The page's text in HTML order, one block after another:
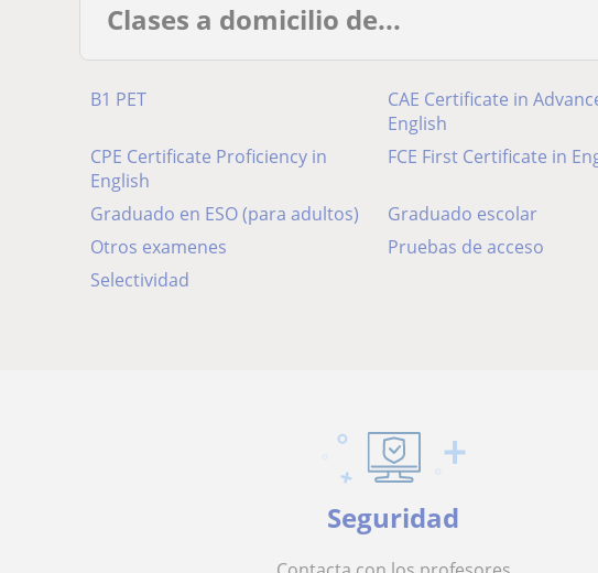
Clases a domicilio de...
B1 PET
CAE Certificate in
English
CPE Certificate Proficiency in
English
FCE First Certificate in
Graduado en ESO (para adultos)
Graduado escolar
Otros examenes
Pruebas de acceso
Selectividad
Seguridad